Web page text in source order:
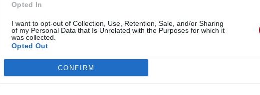
Opted In
I want to opt-out of Collection, Use, Retention, Sale, and/or Sharing
of my Personal Data that Is Unrelated with the Purposes for which it
was collected.
Opted Out
CONFIRM